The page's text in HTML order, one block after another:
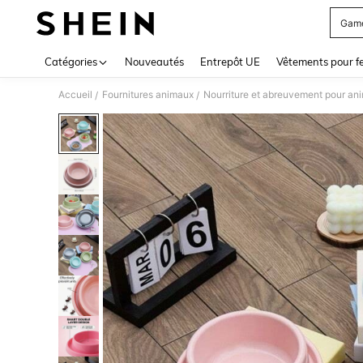
Catégories Nouveautés Entrepôt UE Vêtements pour
Accueil / Fournitures animaux / Nourriture et abreuvement pour